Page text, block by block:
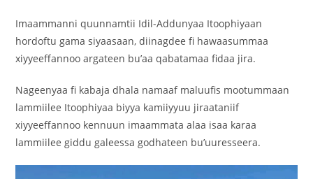
‎Imaammanni quunnamtii Idil-Addunyaa Itoophiyaan
hordoftu gama siyaasaan, diinagdee fi hawaasummaa
xiyyeeffannoo argateen bu’aa qabatamaa fidaa jira.
‎Nageenyaa fi kabaja dhala namaaf maluufis mootummaan
lammiilee Itoophiyaa biyya kamiiyyuu jiraataniif
xiyyeeffannoo kennuun imaammata alaa isaa karaa
lammiilee giddu galeessa godhateen bu’uuresseera.